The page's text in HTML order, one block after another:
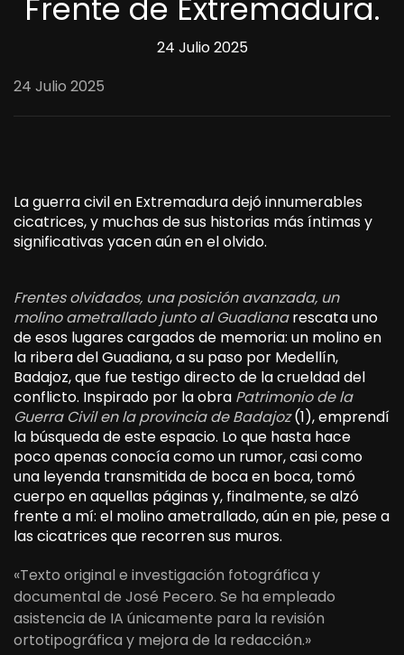
Frente de Extremadura.
24 Julio 2025
24 Julio 2025
La guerra civil en Extremadura dejó innumerables
cicatrices, y muchas de sus historias más íntimas y
significativas yacen aún en el olvido.
Frentes olvidados, una posición avanzada, un
molino ametrallado junto al Guadianarescata uno
de esos lugares cargados de memoria: un molino en
la ribera del Guadiana, a su paso por Medellín,
Badajoz, que fue testigo directo de la crueldad del
conflicto. Inspirado por la obra Patrimonio de la
Guerra Civil en la provincia de Badajoz(1), emprendí
la búsqueda de este espacio. Lo que hasta hace
poco apenas conocía como un rumor, casi como
una leyenda transmitida de boca en boca, tomó
cuerpo en aquellas páginas y, finalmente, se alzó
frente a mí: el molino ametrallado, aún en pie, pese a
las cicatrices que recorren sus muros.
«Texto original e investigación fotográfica y
documental de José Pecero. Se ha empleado
asistencia de IA únicamente para la revisión
ortotipográfica y mejora de la redacción.»